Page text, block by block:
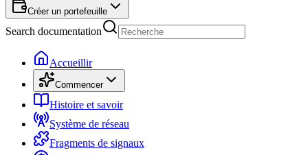
Créer un portefeuille
Search documentation
Accueillir
Commencer
Histoire et savoir
Système de réseau
Fragments de signaux